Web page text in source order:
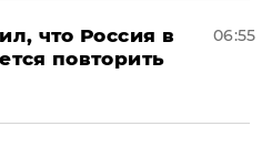
что Россия в
повторить
06:55